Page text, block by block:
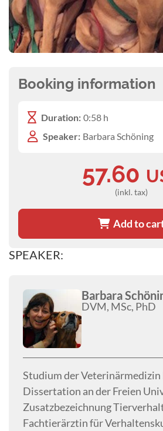
SPEAKER:
Barbara
DVM, MSc, PhD
Studium der Veterinärmedizin
Dissertation an der Freien
Zusatzbezeichnung
Fachtierärztin für
Booking information
Duration: 0:58 h
Speaker: Barbara Schöning
57.60
(inkl. tax)
Add to